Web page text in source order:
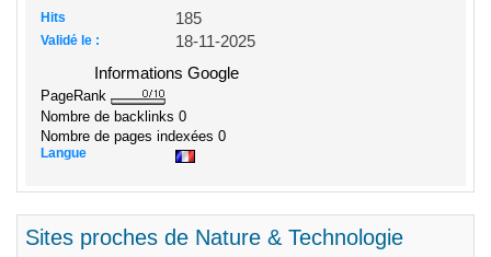
Hits 185
Validé le :
18-11-2025
Informations Google
PageRank
Nombre de backlinks 0
Nombre de pages indexées 0
Langue
Sites proches de Nature & Technologie